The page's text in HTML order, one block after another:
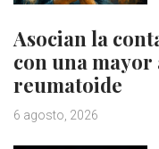
Asocian la
con una
reumatoide
6 agosto, 2026